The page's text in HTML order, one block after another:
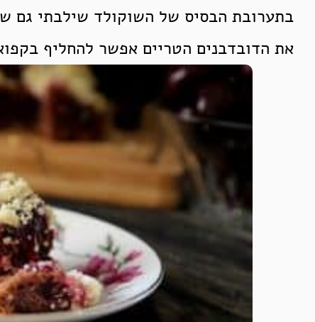
בתערובת הבסיס של השוקולד שילבתי גם
את הדובדבנים הטריים אפשר להחליף